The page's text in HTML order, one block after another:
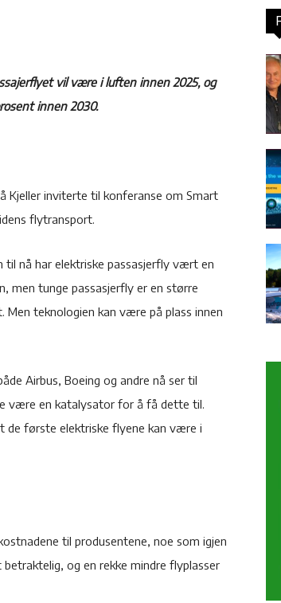
vil være i luften innen 2025, og
innen 2030.
Kjeller inviterte til konferanse om Smart
flytransport.
nå har elektriske passasjerfly vært en
men tunge passasjerfly er en større
teknologien kan være på plass innen
Airbus, Boeing og andre nå ser til
være en katalysator for å få dette til.
de første elektriske flyene kan være i
til produsentene, noe som igjen
og en rekke mindre flyplasser